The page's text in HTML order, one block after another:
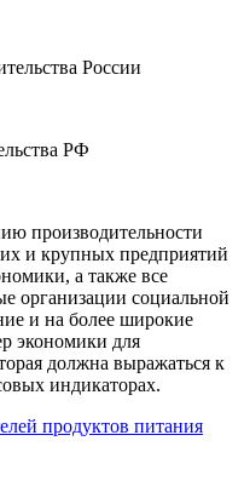
РФ
производительности
и крупных предприятий
а также все
организации социальной
и на более широкие
экономики для
должна выражаться к
индикаторах.